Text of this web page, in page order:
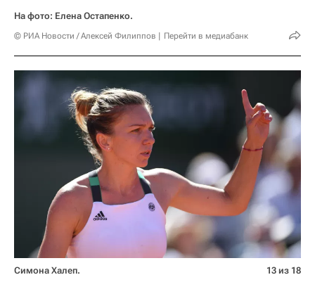
На фото: Елена Остапенко.
© РИА Новости / Алексей Филиппов Перейти в медиабанк
Симона Халеп. 13 из 18